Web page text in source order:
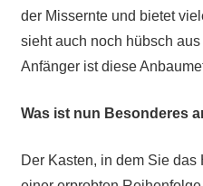
der Missernte und bietet
sieht auch noch hübsch
Anfänger ist diese
Was ist nun Besonderes
Der Kasten, in dem Sie